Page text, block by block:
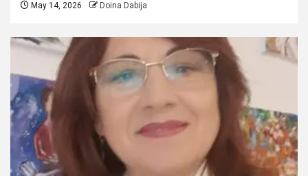
May 14, 2026 Doina Dabija